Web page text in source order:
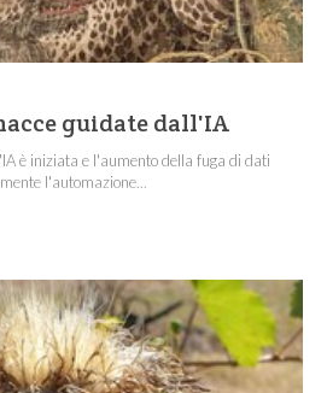
guidate dall'IA
è iniziata e l'aumento della fuga di dati
l'automazione...